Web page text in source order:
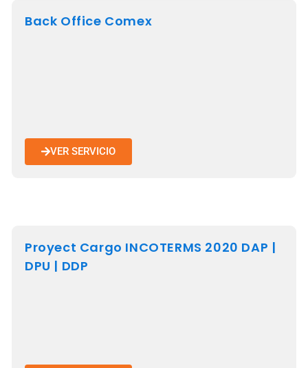
Back Office Comex
VER SERVICIO
Proyect Cargo INCOTERMS 2020 DAP |
DPU | DDP